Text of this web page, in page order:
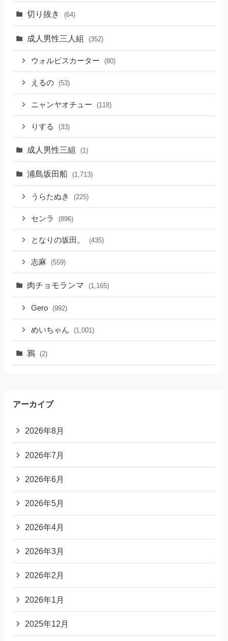
切り抜き (64)
成人男性三人組 (352)
ウォルピスカーター (80)
えるの (53)
ニャンヤオチュー (118)
りする (33)
成人男性三組 (1)
浦島坂田船 (1,713)
うらたぬき (225)
センラ (896)
となりの坂田。 (435)
志麻 (559)
肉チョモランマ (1,165)
Gero (992)
めいちゃん (1,001)
鴉 (2)
アーカイブ
2026年8月
2026年7月
2026年6月
2026年5月
2026年4月
2026年3月
2026年2月
2026年1月
2025年12月